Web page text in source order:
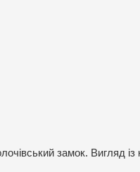
замок. Вигляд із